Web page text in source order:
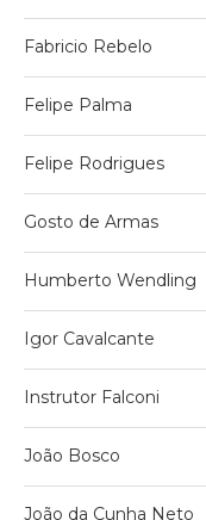
Fabricio Rebelo
Felipe Palma
Felipe Rodrigues
Gosto de Armas
Humberto Wendling
Igor Cavalcante
Instrutor Falconi
João Bosco
João da Cunha Neto